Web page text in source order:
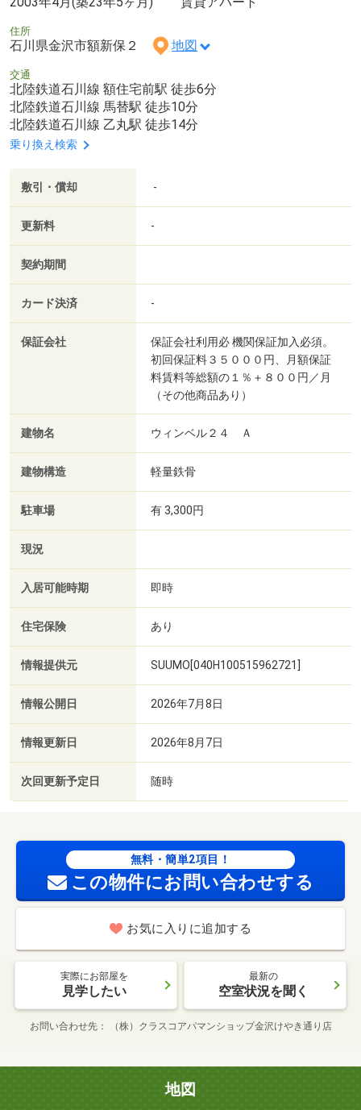
住所
石川県金沢市額新保２ 地図
交通
北陸鉄道石川線 額住宅前駅 徒歩6分
北陸鉄道石川線 馬替駅 徒歩10分
北陸鉄道石川線 乙丸駅 徒歩14分
乗り換え検索
敷引・償却 -
更新料 -
契約期間
カード決済 -
保証会社
保証会社利用必 機関保証加入必須。
初回保証料３５０００円、月額保証
料賃料等総額の１％＋８００円／月
（その他商品あり）
建物名 ウィンベル２４ Ａ
建物構造 軽量鉄骨
駐車場 有 3,300円
現況
入居可能時期 即時
住宅保険 あり
情報提供元 SUUMO[040H100515962721]
情報公開日 2026年7月8日
情報更新日 2026年8月7日
次回更新予定日 随時
無料・簡単2項目！
この物件にお問い合わせする
お気に入りに追加する
実際にお部屋を
見学したい
最新の
空室状況を聞く
お問い合わせ先 （株）クラスコアパマンショップ金沢けやき通り店
地図